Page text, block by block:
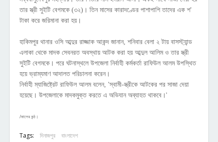
তার স্ত্রী সুইটি বেগমকে (৩২)। তিন মাসের কারাদণ্ডের পাশাপাশি তাদের এক শ'
টাকা করে জরিমানা করা হয়।
হাকিমপুর থানার ওসি আব্দুর রাজ্জাক আকন্দ জানান, শনিবার বেলা ২ টায় বাসস্ট্যান্ড
এলাকা থেকে মাদক সেবনরত অবস্থায় আটক করা হয় আব্দুল আলিম ও তার স্ত্রী
সুইটি বেগমকে। পরে ঘটনাস্থলে উপজেলা নির্বাহী কর্মকর্তা রাফিউল আলম উপস্থিত
হয়ে ভ্রাম্যমাণ আদালত পরিচালনা করেন।
নির্বাহী ম্যাজিষ্ট্রেট রাফিউল আলম বলেন, 'স্বামী-স্ত্রীকে আটকের পর সাজা দেয়া
হয়েছে। উপজেলাকে মাদকমুক্ত করতে এ অভিযান অব্যাহত থাকবে।'
/কালের কন্ঠ।
Tags: দিনাজপুর বাংলাদেশ